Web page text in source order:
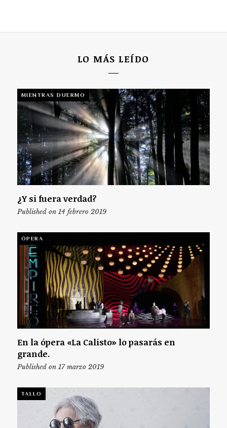
LO MÁS LEÍDO
MIENTRAS DUERMO
¿Y si fuera verdad?
Published on 14 febrero 2019
ÓPERA
En la ópera «La Calisto» lo pasarás en
grande.
Published on 17 marzo 2019
TALLO